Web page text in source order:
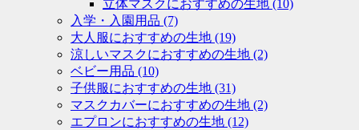
立体マスクにおすすめの生地 (10)
入学・入園用品 (7)
大人服におすすめの生地 (19)
涼しいマスクにおすすめの生地 (2)
ベビー用品 (10)
子供服におすすめの生地 (31)
マスクカバーにおすすめの生地 (2)
エプロンにおすすめの生地 (12)